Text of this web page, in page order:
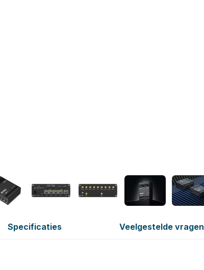
Specificaties Veelgestelde vragen